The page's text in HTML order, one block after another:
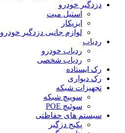
دزدگیر خودرو
استیل میت
ایزیکار
لوازم جانبی دزدگیر خودرو
ردیاب
ردیاب خودرو
ردیاب شخصی
رک ایستاده
رک دیواری
تجهیزات شبکه
سوییچ شبکه
سوئیچ POE
سیستم های حفاظتی
پکیج دزگیر